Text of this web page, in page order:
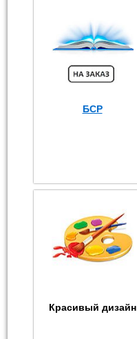
БСР
Красивый дизайн